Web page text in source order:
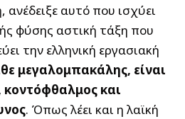
αυτό που ισχύει
φύσης αστική τάξη που
την ελληνική εργασιακή
μεγαλομπακάλης, είναι
και
. Όπως λέει και η λαϊκή